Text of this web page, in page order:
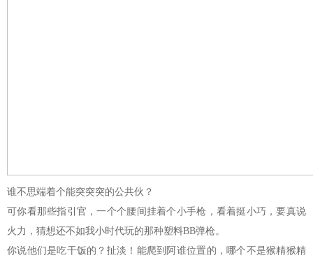
谁不思端着个能突突突的公共伙？
可你看那些指引官，一个个腰间挂着个小手枪，看着挺小巧，要真说
火力，猜想还不如我小时代玩的那种塑料BB弹枪。
你说他们是吃干饭的？扯淡！能爬到阿谁位置的，哪个不是猴精猴精